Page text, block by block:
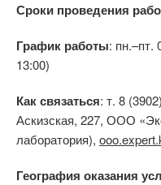
Сроки проведения
График работы: пн.–пт.
13:00)
Как связаться: т. 8
Аскизская, 227, ООО
лаборатория),
География оказания